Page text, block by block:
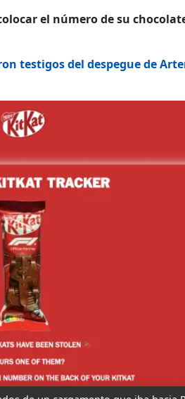
el número de su
testigos del despegue de